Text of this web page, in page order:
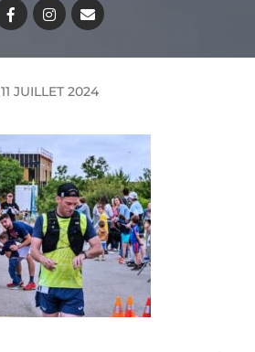
11 JUILLET 2024